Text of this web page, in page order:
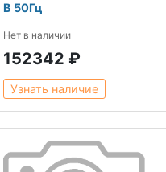
В 50Гц
Нет в наличии
152342 ₽
Узнать наличие